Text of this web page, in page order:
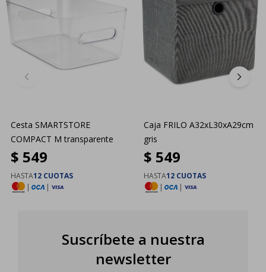
Cesta SMARTSTORE
COMPACT M transparente
$ 549
HASTA12 CUOTAS
|
|
Caja FRILO A32xL30xA29cm
gris
$ 549
HASTA12 CUOTAS
|
|
Suscríbete a nuestra
newsletter